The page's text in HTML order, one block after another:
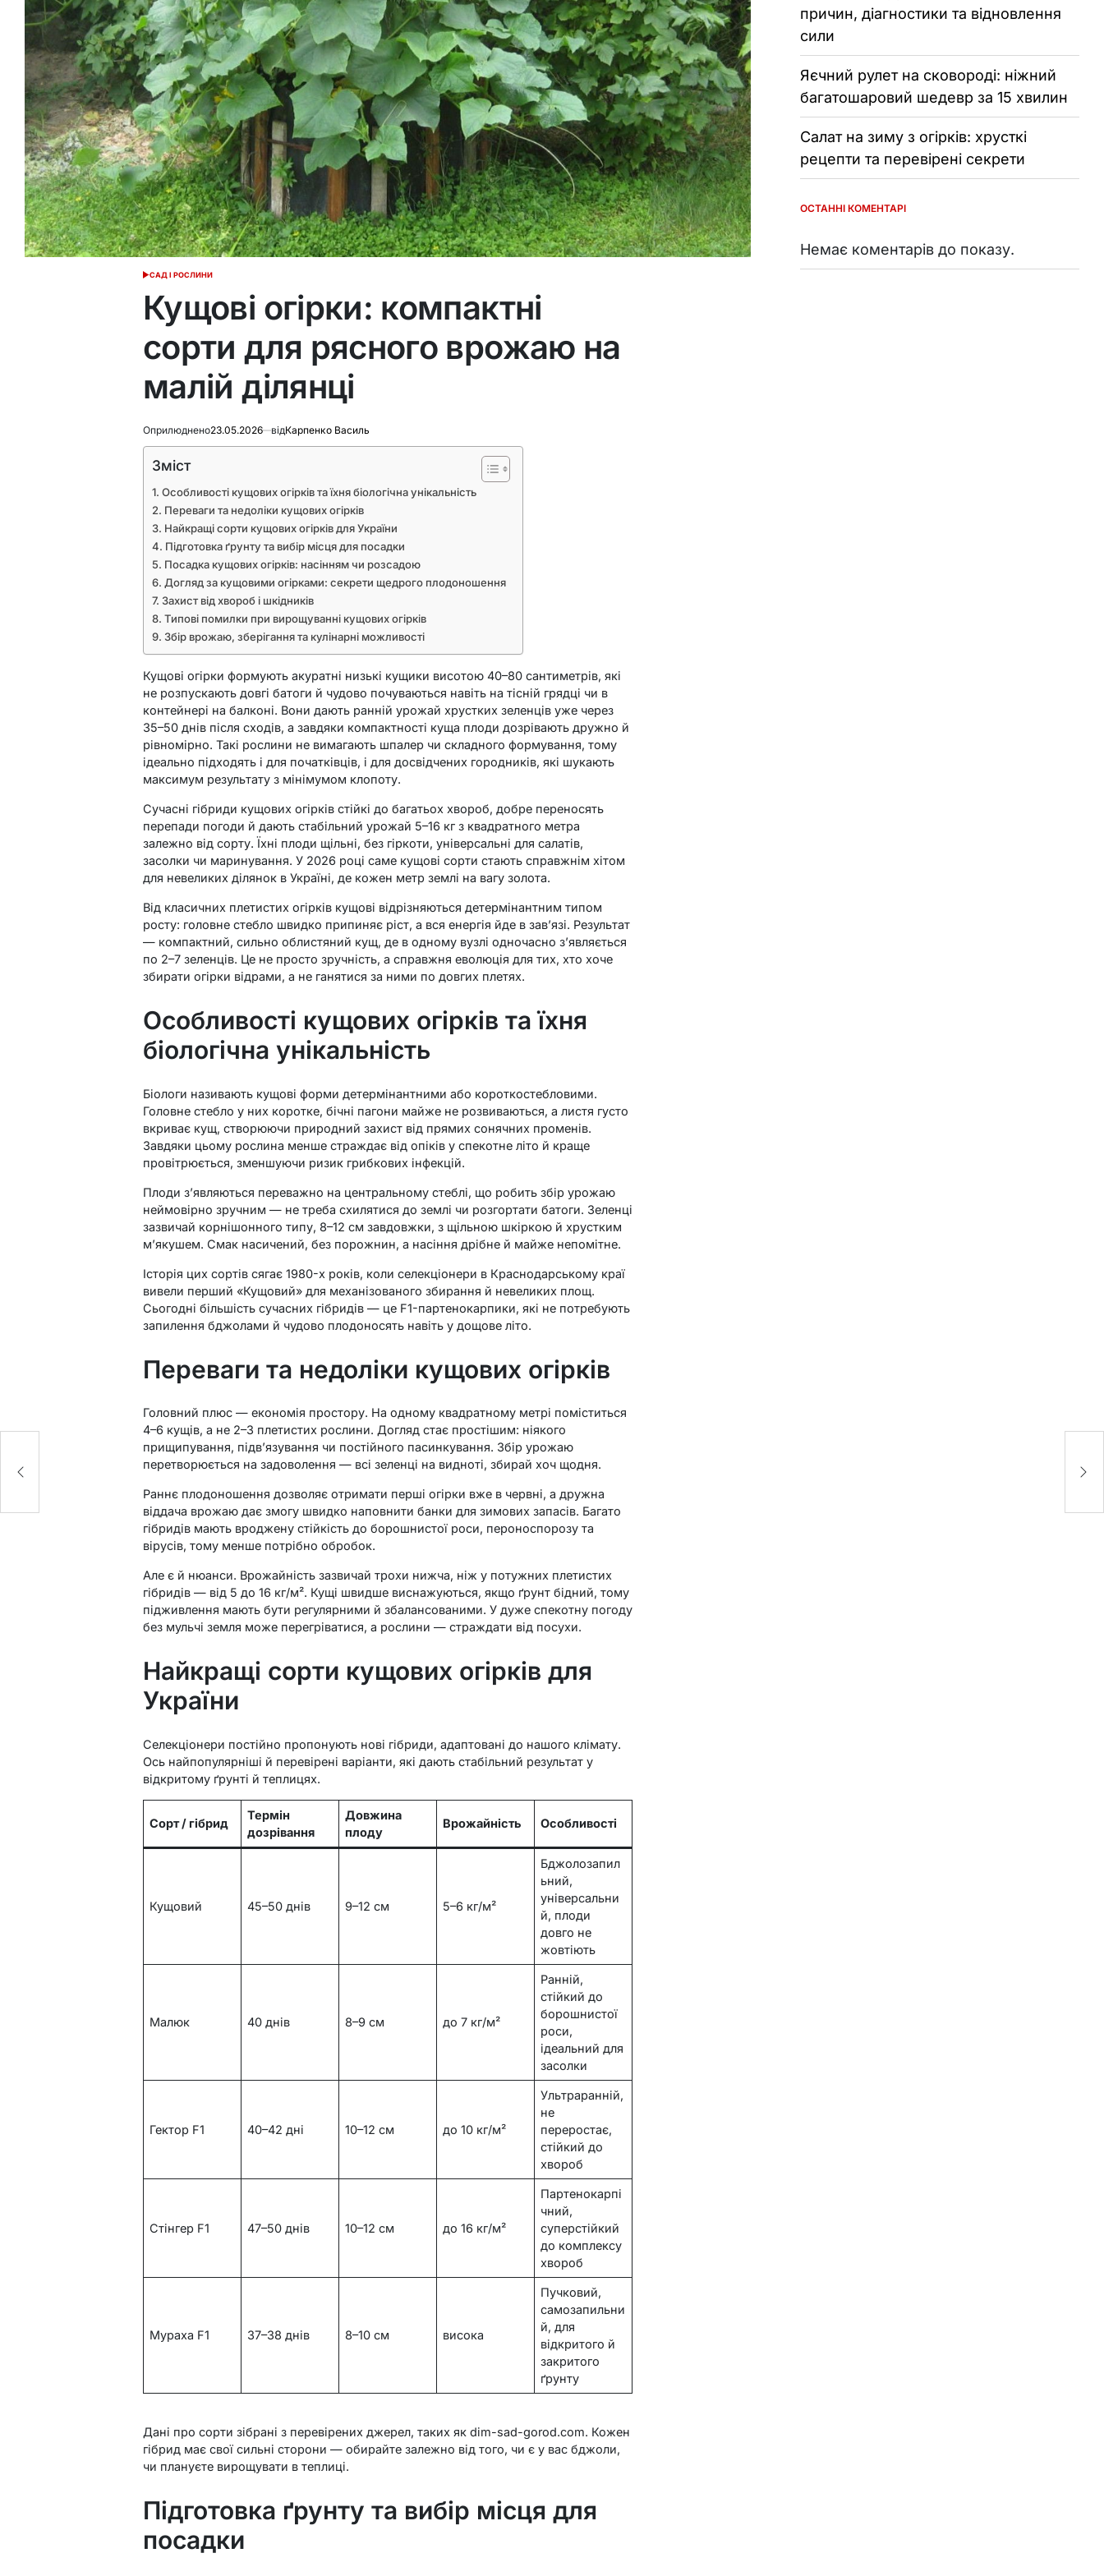
ОПУБЛІКУВАТИ
САД І РОСЛИНИ
Кущові огірки: компактні
сорти для рясного врожаю на
малій ділянці
Оприлюднено23.05.2026 відКарпенко Василь
Зміст
Особливості кущових огірків та їхня біологічна унікальність
Переваги та недоліки кущових огірків
Найкращі сорти кущових огірків для України
Підготовка ґрунту та вибір місця для посадки
Посадка кущових огірків: насінням чи розсадою
Догляд за кущовими огірками: секрети щедрого плодоношення
Захист від хвороб і шкідників
Типові помилки при вирощуванні кущових огірків
Збір врожаю, зберігання та кулінарні можливості
Кущові огірки формують акуратні низькі кущики висотою 40–80 сантиметрів, які
не розпускають довгі батоги й чудово почуваються навіть на тісній грядці чи в
контейнері на балконі. Вони дають ранній урожай хрустких зеленців уже через
35–50 днів після сходів, а завдяки компактності куща плоди дозрівають дружно й
рівномірно. Такі рослини не вимагають шпалер чи складного формування, тому
ідеально підходять і для початківців, і для досвідчених городників, які шукають
максимум результату з мінімумом клопоту.
Сучасні гібриди кущових огірків стійкі до багатьох хвороб, добре переносять
перепади погоди й дають стабільний урожай 5–16 кг з квадратного метра
залежно від сорту. Їхні плоди щільні, без гіркоти, універсальні для салатів,
засолки чи маринування. У 2026 році саме кущові сорти стають справжнім хітом
для невеликих ділянок в Україні, де кожен метр землі на вагу золота.
Від класичних плетистих огірків кущові відрізняються детермінантним типом
росту: головне стебло швидко припиняє ріст, а вся енергія йде в зав’язі. Результат
— компактний, сильно облистяний кущ, де в одному вузлі одночасно з’являється
по 2–7 зеленців. Це не просто зручність, а справжня еволюція для тих, хто хоче
збирати огірки відрами, а не ганятися за ними по довгих плетях.
Особливості кущових огірків та їхня
біологічна унікальність
Біологи називають кущові форми детермінантними або короткостебловими.
Головне стебло у них коротке, бічні пагони майже не розвиваються, а листя густо
вкриває кущ, створюючи природний захист від прямих сонячних променів.
Завдяки цьому рослина менше страждає від опіків у спекотне літо й краще
провітрюється, зменшуючи ризик грибкових інфекцій.
Плоди з’являються переважно на центральному стеблі, що робить збір урожаю
неймовірно зручним — не треба схилятися до землі чи розгортати батоги. Зеленці
зазвичай корнішонного типу, 8–12 см завдовжки, з щільною шкіркою й хрустким
м’якушем. Смак насичений, без порожнин, а насіння дрібне й майже непомітне.
Історія цих сортів сягає 1980-х років, коли селекціонери в Краснодарському краї
вивели перший «Кущовий» для механізованого збирання й невеликих площ.
Сьогодні більшість сучасних гібридів — це F1-партенокарпики, які не потребують
запилення бджолами й чудово плодоносять навіть у дощове літо.
Переваги та недоліки кущових огірків
Головний плюс — економія простору. На одному квадратному метрі поміститься
4–6 кущів, а не 2–3 плетистих рослини. Догляд стає простішим: ніякого
прищипування, підв’язування чи постійного пасинкування. Збір урожаю
перетворюється на задоволення — всі зеленці на видноті, збирай хоч щодня.
Раннє плодоношення дозволяє отримати перші огірки вже в червні, а дружна
віддача врожаю дає змогу швидко наповнити банки для зимових запасів. Багато
гібридів мають вроджену стійкість до борошнистої роси, пероноспорозу та
вірусів, тому менше потрібно обробок.
Але є й нюанси. Врожайність зазвичай трохи нижча, ніж у потужних плетистих
гібридів — від 5 до 16 кг/м². Кущі швидше виснажуються, якщо ґрунт бідний, тому
підживлення мають бути регулярними й збалансованими. У дуже спекотну погоду
без мульчі земля може перегріватися, а рослини — страждати від посухи.
Найкращі сорти кущових огірків для
України
Селекціонери постійно пропонують нові гібриди, адаптовані до нашого клімату.
Ось найпопулярніші й перевірені варіанти, які дають стабільний результат у
відкритому ґрунті й теплицях.
Сорт / гібрид
Термін
дозрівання
Довжина
плоду
Врожайність Особливості
Кущовий 45–50 днів 9–12 см 5–6 кг/м²
Бджолозапил
ьний,
універсальни
й, плоди
довго не
жовтіють
Малюк 40 днів 8–9 см до 7 кг/м²
Ранній,
стійкий до
борошнистої
роси,
ідеальний для
засолки
Гектор F1 40–42 дні 10–12 см до 10 кг/м²
Ультраранній,
не
переростає,
стійкий до
хвороб
Стінгер F1 47–50 днів 10–12 см до 16 кг/м²
Партенокарпі
чний,
суперстійкий
до комплексу
хвороб
Мураха F1 37–38 днів 8–10 см висока
Пучковий,
самозапильни
й, для
відкритого й
закритого
ґрунту
Дані про сорти зібрані з перевірених джерел, таких як dim-sad-gorod.com. Кожен
гібрид має свої сильні сторони — обирайте залежно від того, чи є у вас бджоли,
чи плануєте вирощувати в теплиці.
Підготовка ґрунту та вибір місця для
посадки
причин, діагностики та відновлення
сили
Яєчний рулет на сковороді: ніжний
багатошаровий шедевр за 15 хвилин
Салат на зиму з огірків: хрусткі
рецепти та перевірені секрети
ОСТАННІ КОМЕНТАРІ
Немає коментарів до показу.